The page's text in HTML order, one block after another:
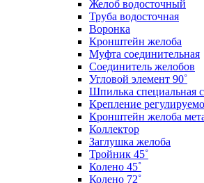
Желоб водосточный
Труба водосточная
Воронка
Кронштейн желоба
Муфта соединительная
Соединитель желобов
Угловой элемент 90˚
Шпилька специальная
Крепление
Кронштейн желоба
Коллектор
Заглушка желоба
Тройник 45˚
Колено 45˚
Колено 72˚